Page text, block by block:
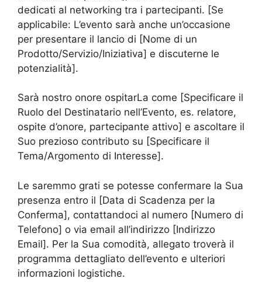
dedicati al networking tra i partecipanti. [Se
applicabile: L’evento sarà anche un’occasione
per presentare il lancio di [Nome di un
Prodotto/Servizio/Iniziativa] e discuterne le
potenzialità].
Sarà nostro onore ospitarLa come [Specificare il
Ruolo del Destinatario nell’Evento, es. relatore,
ospite d’onore, partecipante attivo] e ascoltare il
Suo prezioso contributo su [Specificare il
Tema/Argomento di Interesse].
Le saremmo grati se potesse confermare la Sua
presenza entro il [Data di Scadenza per la
Conferma], contattandoci al numero [Numero di
Telefono] o via email all’indirizzo [Indirizzo
Email]. Per la Sua comodità, allegato troverà il
programma dettagliato dell’evento e ulteriori
informazioni logistiche.